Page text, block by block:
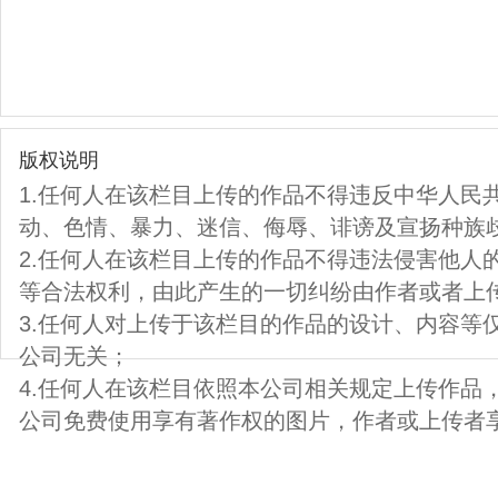
版权说明
1.任何人在该栏目上传的作品不得违反中华人民
动、色情、暴力、迷信、侮辱、诽谤及宣扬种族
2.任何人在该栏目上传的作品不得违法侵害他人
等合法权利，由此产生的一切纠纷由作者或者上
3.任何人对上传于该栏目的作品的设计、内容等
公司无关；
4.任何人在该栏目依照本公司相关规定上传作品
公司免费使用享有著作权的图片，作者或上传者